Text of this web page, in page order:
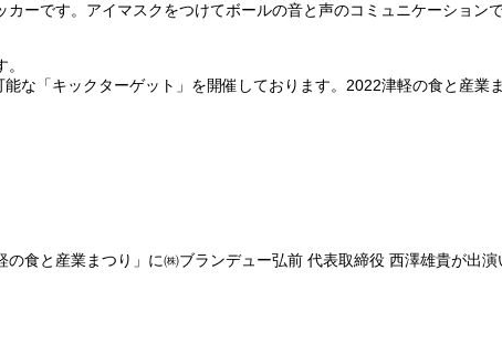
ーです。アイマスクをつけてボールの音と声のコミュニケーション
な「キックターゲット」を開催しております。2022津軽の食と産
食と産業まつり」に㈱ブランデュー弘前 代表取締役 西澤雄貴が出演